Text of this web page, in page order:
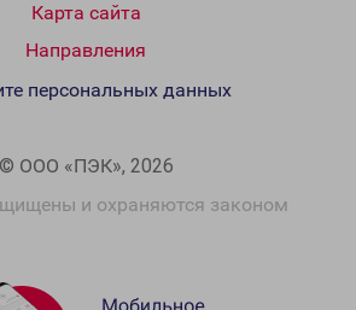
Карта сайта
Направления
© ООО «ПЭК», 2026
и охраняются законом
персональных данных